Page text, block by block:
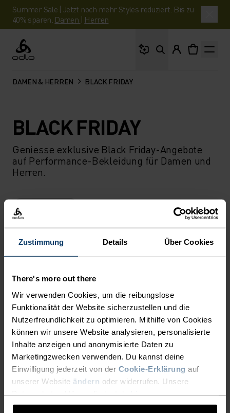
Zustimmung Details Über Cookies
There's more out there
Wir verwenden Cookies, um die reibungslose
Funktionalität der Website sicherzustellen und die
Nutzerfreundlichkeit zu optimieren. Mithilfe von Cookies
können wir unsere Website analysieren, personalisierte
Inhalte anzeigen und anonymisierte Daten zu
Marketingzwecken verwenden. Du kannst deine
Einwilligung jederzeit von der Cookie-Erklärung auf
unserer Website ändern oder widerrufen. Unsere
Summer Sale | Jetzt noch mehr Styles reduziert. Bis zu
40% sparen. Damen | Herren
Odlo
DAMEN & HERREN BLACK FRIDAY
BLACK FRIDAY
Geniesse exklusive Black Friday-Angebote
auf Performance-Bekleidung für Damen und
Herren.
EMPFEHLUNGEN
KEINE ERGEBNISSE
BLACK FRIDAY SALE DAMEN UND HERREN